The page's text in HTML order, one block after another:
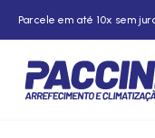
Parcele em até 10x sem